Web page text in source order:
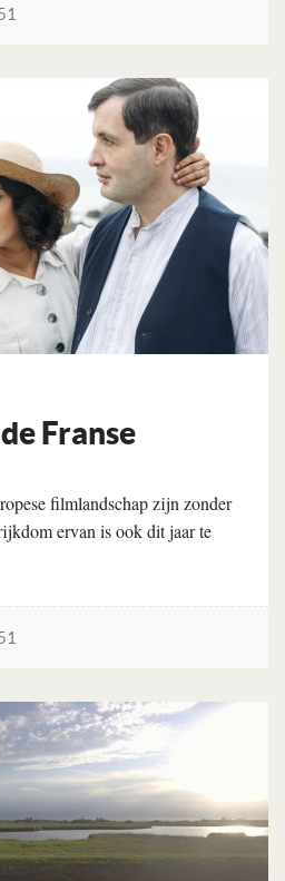
Franse
filmlandschap zijn zonder
ervan is ook dit jaar te